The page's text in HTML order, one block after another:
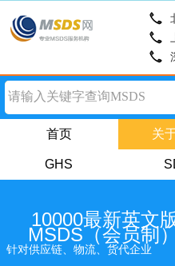
首页 关
GHS
10000最新英文
MSDS（会员制
针对供应链、物流、货代企业